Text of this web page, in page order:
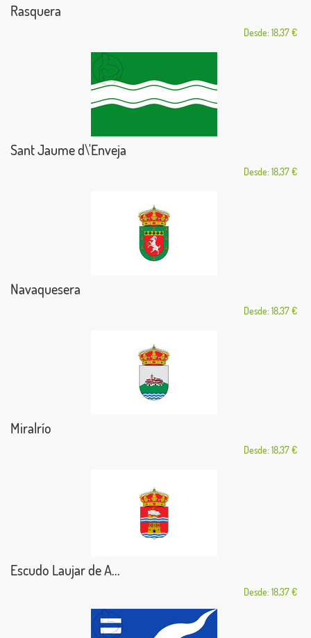
Rasquera
Desde: 18,37 €
Sant Jaume d\'Enveja
Desde: 18,37 €
Navaquesera
Desde: 18,37 €
Miralrío
Desde: 18,37 €
Escudo Laujar de A...
Desde: 18,37 €